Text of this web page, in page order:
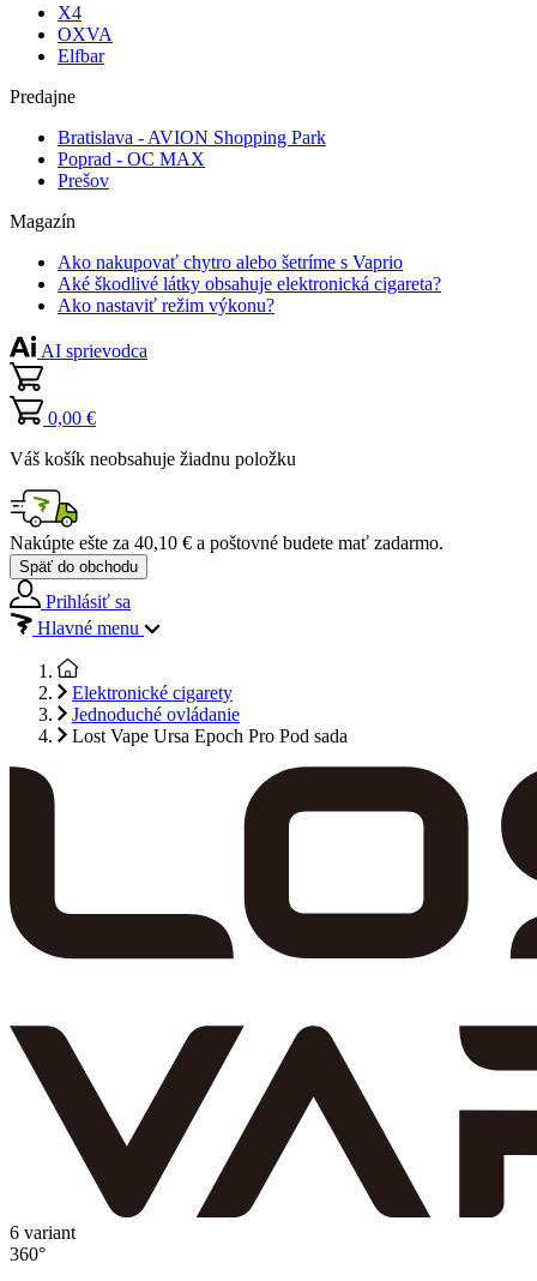
X4
OXVA
Elfbar
Predajne
Bratislava - AVION Shopping Park
Poprad - OC MAX
Prešov
Magazín
Ako nakupovať chytro alebo šetríme s Vaprio
Aké škodlivé látky obsahuje elektronická cigareta?
Ako nastaviť režim výkonu?
AI sprievodca
0,00 €
Váš košík neobsahuje žiadnu položku
Nakúpte ešte za 40,10 € a poštovné budete mať zadarmo.
Späť do obchodu
Prihlásiť sa
Hlavné menu
Elektronické cigarety
Jednoduché ovládanie
Lost Vape Ursa Epoch Pro Pod sada
6 variant
360°